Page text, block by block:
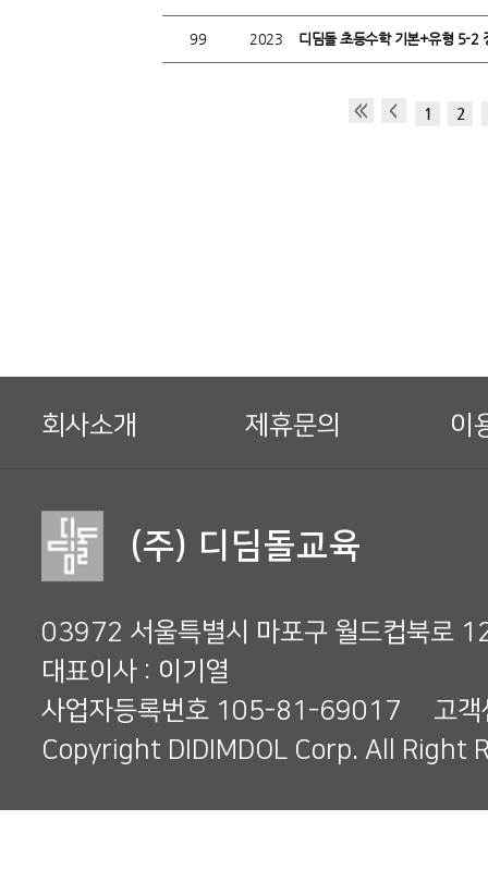
99 2023 디딤돌 초등수학 기본+유형 5-2
1 2
회사소개 제휴문의 이
(주) 디딤돌교육
03972 서울특별시 마포구 월드컵북로
대표이사 : 이기열
사업자등록번호 105-81-69017
고
Copyright DIDIMDOL Corp. All Right